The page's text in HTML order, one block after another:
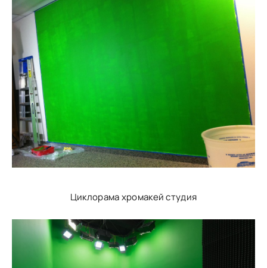
Циклорама хромакей студия